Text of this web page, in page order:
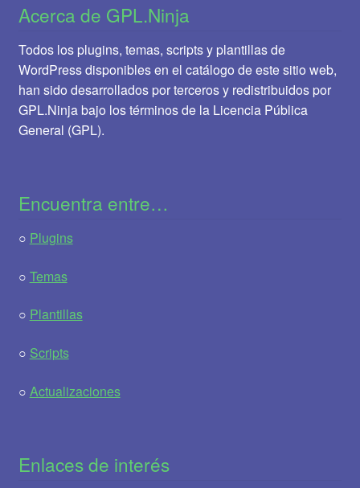
Acerca de GPL.Ninja
Todos los plugins, temas, scripts y plantillas de
WordPress disponibles en el catálogo de este sitio web,
han sido desarrollados por terceros y redistribuidos por
GPL.Ninja bajo los términos de la Licencia Pública
General (GPL).
Encuentra entre…
○ Plugins
○ Temas
○ Plantillas
○ Scripts
○ Actualizaciones
Enlaces de interés